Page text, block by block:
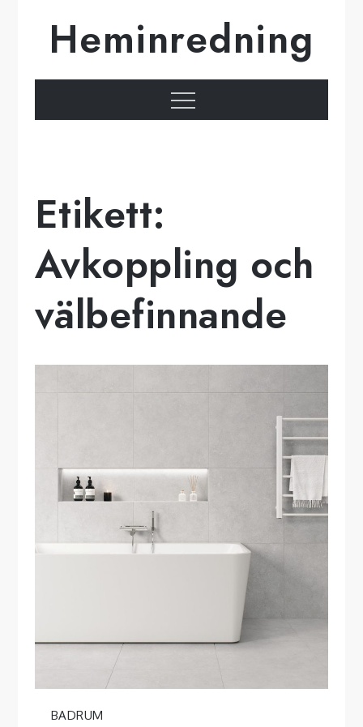
Heminredning
Meny
Etikett:
Avkoppling och
välbefinnande
BADRUM